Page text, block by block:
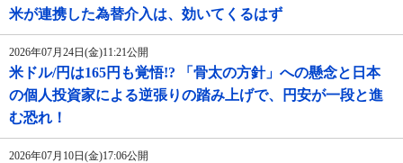
米が連携した為替介入は、効いてくるはず
2026年07月24日(金)11:21公開
米ドル/円は165円も覚悟!? 「骨太の方針」への懸念と日本
の個人投資家による逆張りの踏み上げで、円安が一段と進
む恐れ！
2026年07月10日(金)17:06公開